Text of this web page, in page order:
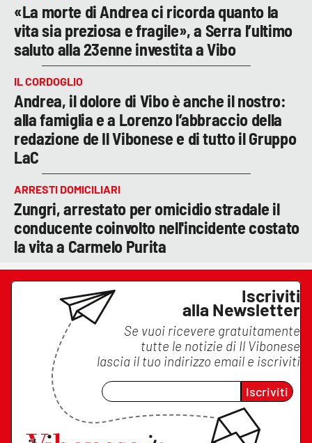
«La morte di Andrea ci ricorda quanto la
vita sia preziosa e fragile», a Serra l’ultimo
saluto alla 23enne investita a Vibo
IL CORDOGLIO
Andrea, il dolore di Vibo è anche il nostro:
alla famiglia e a Lorenzo l’abbraccio della
redazione de Il Vibonese e di tutto il Gruppo
LaC
ARRESTI DOMICILIARI
Zungri, arrestato per omicidio stradale il
conducente coinvolto nell'incidente costato
la vita a Carmelo Purita
Iscriviti
alla Newsletter
Se vuoi ricevere gratuitamente
tutte le notizie di Il Vibonese
lascia il tuo indirizzo email e iscriviti
Iscriviti